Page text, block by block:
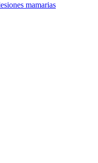
mamarias